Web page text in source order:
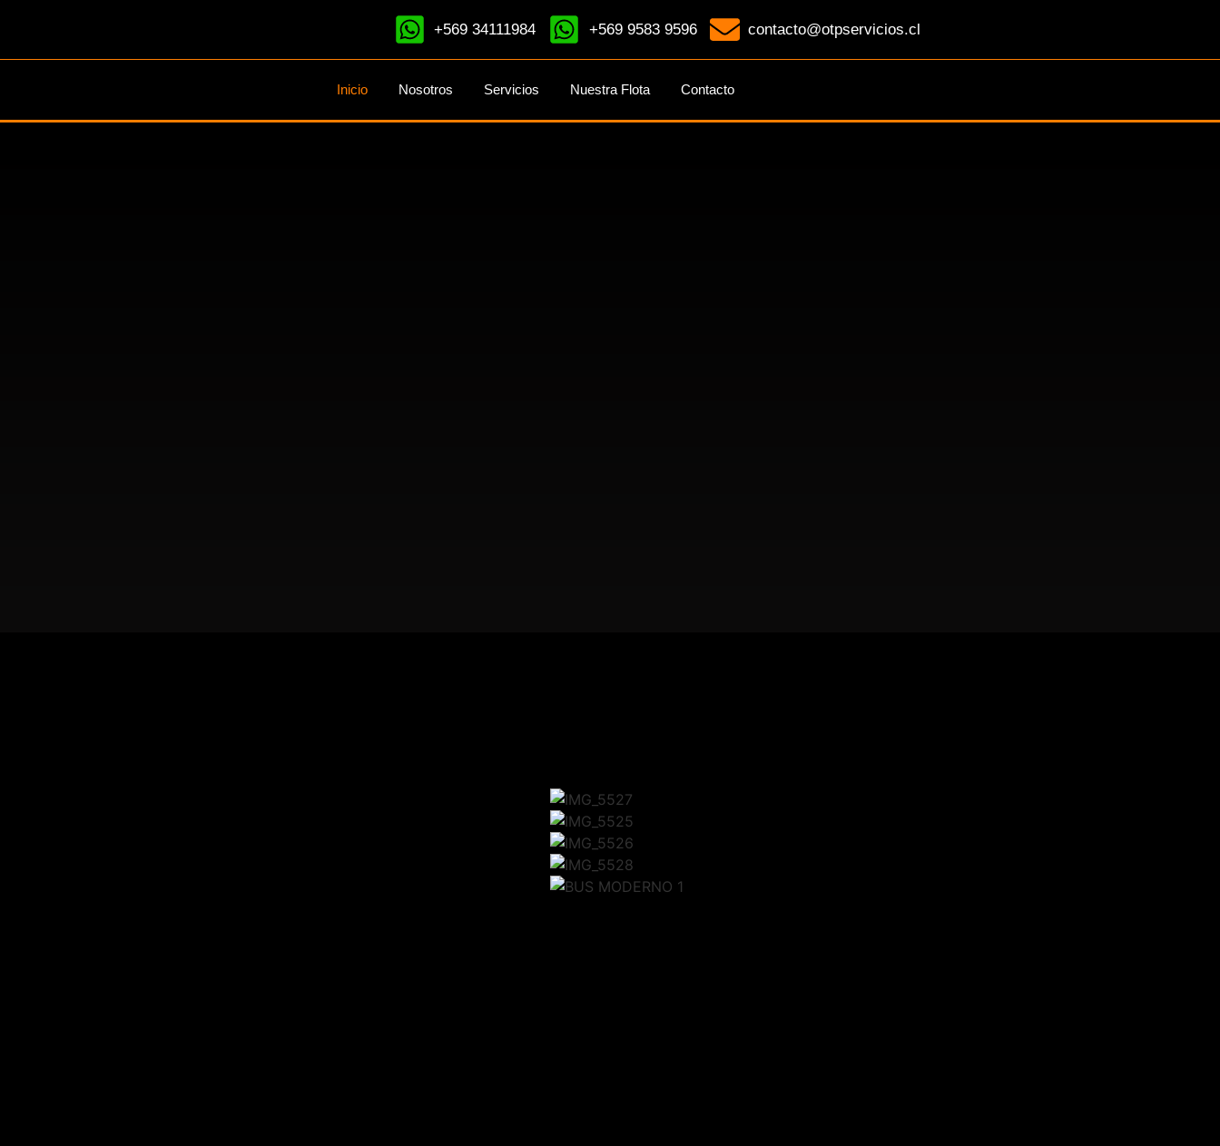
+569 34111984 +569 9583 9596 contacto@otpservicios.cl
Inicio Nosotros Servicios Nuestra Flota Contacto